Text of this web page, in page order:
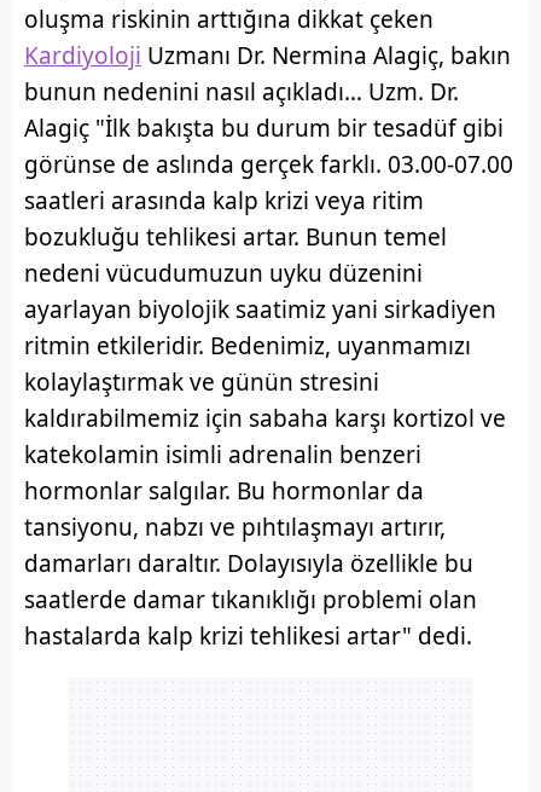
oluşma riskinin arttığına dikkat çeken
Kardiyoloji Uzmanı Dr. Nermina Alagiç, bakın
bunun nedenini nasıl açıkladı… Uzm. Dr.
Alagiç "İlk bakışta bu durum bir tesadüf gibi
görünse de aslında gerçek farklı. 03.00-07.00
saatleri arasında kalp krizi veya ritim
bozukluğu tehlikesi artar. Bunun temel
nedeni vücudumuzun uyku düzenini
ayarlayan biyolojik saatimiz yani sirkadiyen
ritmin etkileridir. Bedenimiz, uyanmamızı
kolaylaştırmak ve günün stresini
kaldırabilmemiz için sabaha karşı kortizol ve
katekolamin isimli adrenalin benzeri
hormonlar salgılar. Bu hormonlar da
tansiyonu, nabzı ve pıhtılaşmayı artırır,
damarları daraltır. Dolayısıyla özellikle bu
saatlerde damar tıkanıklığı problemi olan
hastalarda kalp krizi tehlikesi artar" dedi.